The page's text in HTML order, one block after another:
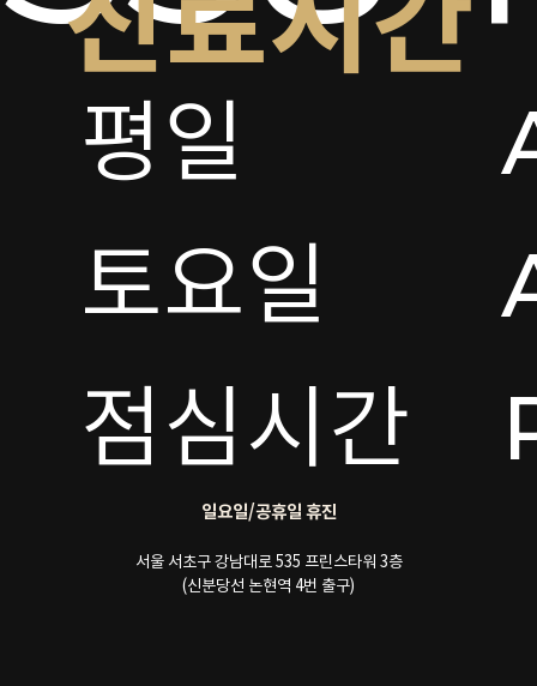
진료시간
평일
토요일
점심시간
일요일/공휴일 휴진
서울 서초구 강남대로 535 프린스타워 3층
(신분당선 논현역 4번 출구)